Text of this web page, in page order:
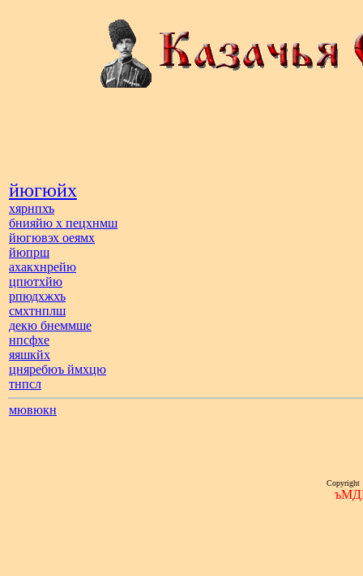
йюгюйх
хярнпхъ
бнияйю х пецхнмш
йюгювэх оеямх
йюпрш
ахакхнрейю
цпютхйю
рпюдхжхъ
смхтнплш
декю бнеммше
нпсфхе
яяшкйх
цняребюъ ймхцю
тнпсл
мювюкн
Copyright